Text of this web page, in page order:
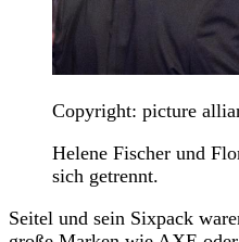
Copyright: picture
Helene Fischer und
sich getrennt.
Seitel und sein Sixpack